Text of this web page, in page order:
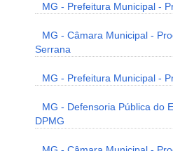
MG - Prefeitura Municipal -
MG - Câmara Municipal -
Serrana
MG - Prefeitura Municipal -
MG - Defensoria Pública do
DPMG